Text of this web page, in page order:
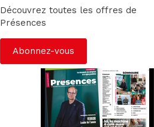
Découvrez toutes les offres de
Présences
Abonnez-vous